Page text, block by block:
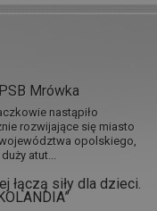
Mrówka
nastąpiło
rozwijające się miasto
opolskiego,
atut...
łączą siły dla dzieci.